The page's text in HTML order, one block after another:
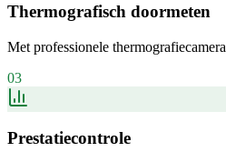
Thermografisch doormeten
Met professionele
03
Prestatiecontrole